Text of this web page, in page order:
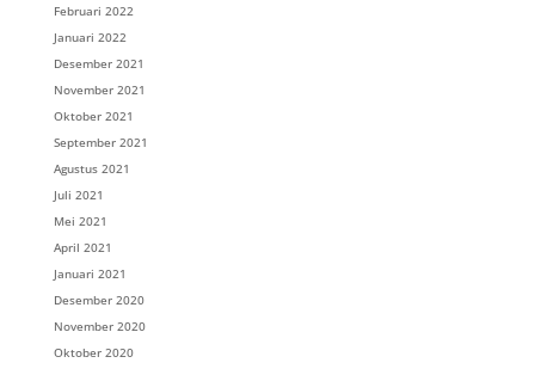
Februari 2022
Januari 2022
Desember 2021
November 2021
Oktober 2021
September 2021
Agustus 2021
Juli 2021
Mei 2021
April 2021
Januari 2021
Desember 2020
November 2020
Oktober 2020